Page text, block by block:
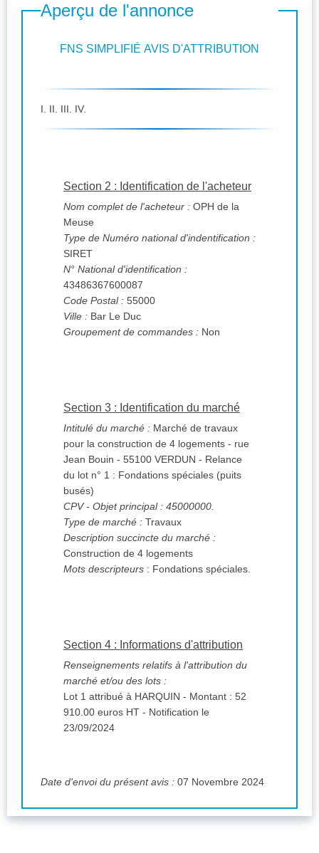
Aperçu de l'annonce
FNS SIMPLIFIÉ AVIS D'ATTRIBUTION
I. II. III. IV.
Section 2 : Identification de l'acheteur
Nom complet de l'acheteur : OPH de la
Meuse
Type de Numéro national d'indentification :
SIRET
N° National d'identification :
43486367600087
Code Postal : 55000
Ville : Bar Le Duc
Groupement de commandes : Non
Section 3 : Identification du marché
Intitulé du marché : Marché de travaux
pour la construction de 4 logements - rue
Jean Bouin - 55100 VERDUN - Relance
du lot n° 1 : Fondations spéciales (puits
busés)
CPV- Objet principal : 45000000.
Type de marché : Travaux
Description succincte du marché :
Construction de 4 logements
Mots descripteurs : Fondations spéciales.
Section 4 : Informations d'attribution
Renseignements relatifs à l'attribution du
marché et/ou des lots :
Lot 1 attribué à HARQUIN - Montant : 52
910.00 euros HT - Notification le
23/09/2024
Date d'envoi du présent avis : 07 Novembre 2024